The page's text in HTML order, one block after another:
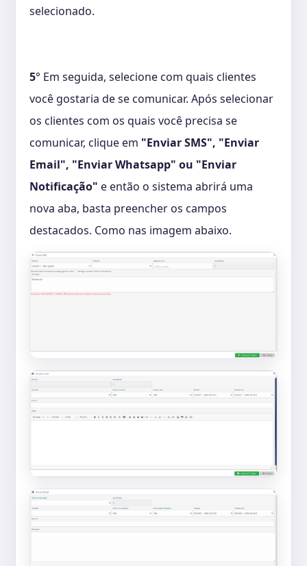
selecionado.
5° Em seguida, selecione com quais clientes
você gostaria de se comunicar. Após selecionar
os clientes com os quais você precisa se
comunicar, clique em "Enviar SMS", "Enviar
Email", "Enviar Whatsapp" ou "Enviar
Notificação" e então o sistema abrirá uma
nova aba, basta preencher os campos
destacados. Como nas imagem abaixo.